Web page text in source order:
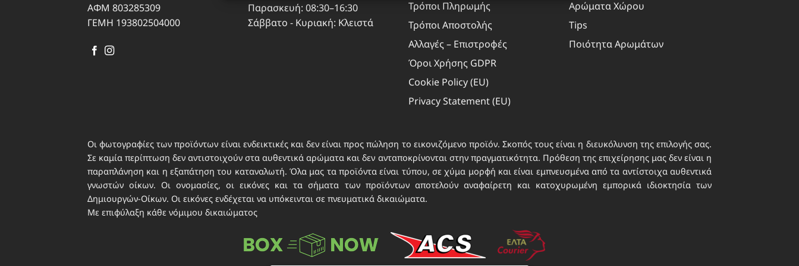
σφαλμάτων, Παράδοση και παρουσίαση διαφημίσεων και
περιεχομένου, Αποθήκευση και επικοινωνία επιλογών
ΑΦΜ 803285309
ΓΕΜΗ 193802504000
Παρασκευή: 08:30–16:30
Σάββατο - Κυριακή: Κλειστά
Τρόποι Πληρωμής
Τρόποι Αποστολής
Αλλαγές – Επιστροφές
Όροι Χρήσης GDPR
Cookie Policy (EU)
Privacy Statement (EU)
Αρώματα Χώρου
Tips
Ποιότητα Αρωμάτων
Οι φωτογραφίες των προϊόντων είναι ενδεικτικές και δεν είναι προς πώληση το εικονιζόμενο προϊόν. Σκοπός τους είναι η διευκόλυνση της επιλογής σας.
Σε καμία περίπτωση δεν αντιστοιχούν στα αυθεντικά αρώματα και δεν ανταποκρίνονται στην πραγματικότητα. Πρόθεση της επιχείρησης μας δεν είναι η
παραπλάνηση και η εξαπάτηση του καταναλωτή. Όλα μας τα προϊόντα είναι τύπου, σε χύμα μορφή και είναι εμπνευσμένα από τα αντίστοιχα αυθεντικά
γνωστών οίκων. Οι ονομασίες, οι εικόνες και τα σήματα των προϊόντων αποτελούν αναφαίρετη και κατοχυρωμένη εμπορικά ιδιοκτησία των
Δημιουργών-Οίκων. Οι εικόνες ενδέχεται να υπόκεινται σε πνευματικά δικαιώματα.
Με επιφύλαξη κάθε νόμιμου δικαιώματος